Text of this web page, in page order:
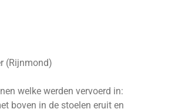
(Rijnmond)
welke werden vervoerd in:
boven in de stoelen eruit en